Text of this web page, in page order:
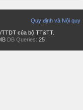
Quy định và Nội quy
của bộ TT&TT.
DB Queries: 25